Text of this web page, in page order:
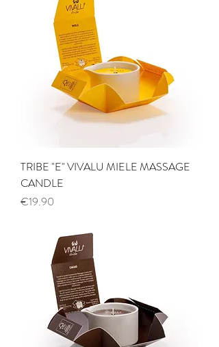
TRIBE "E" VIVALU MIELE MASSAGE
CANDLE
Price
€19.90